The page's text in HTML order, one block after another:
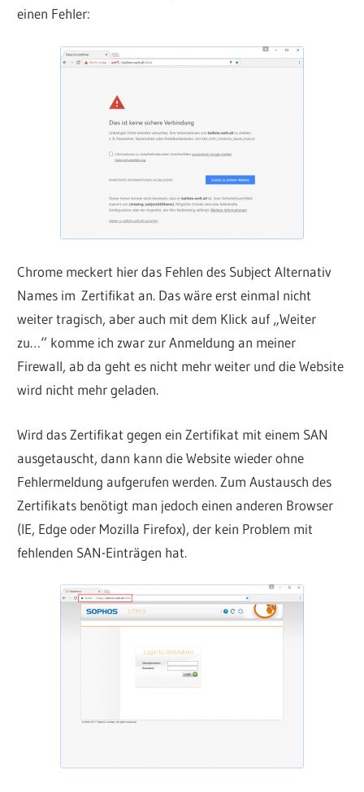
einen Fehler:
Chrome meckert hier das Fehlen des Subject Alternativ
Names im Zertifikat an. Das wäre erst einmal nicht
weiter tragisch, aber auch mit dem Klick auf „Weiter
zu…“ komme ich zwar zur Anmeldung an meiner
Firewall, ab da geht es nicht mehr weiter und die Website
wird nicht mehr geladen.
Wird das Zertifikat gegen ein Zertifikat mit einem SAN
ausgetauscht, dann kann die Website wieder ohne
Fehlermeldung aufgerufen werden. Zum Austausch des
Zertifikats benötigt man jedoch einen anderen Browser
(IE, Edge oder Mozilla Firefox), der kein Problem mit
fehlenden SAN-Einträgen hat.